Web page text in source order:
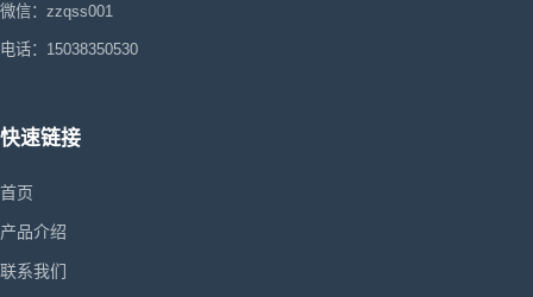
微信：zzqss001
电话：15038350530
快速链接
首页
产品介绍
联系我们